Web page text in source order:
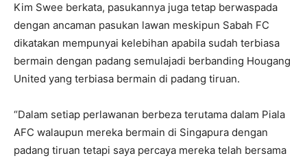
Kim Swee berkata, pasukannya juga tetap berwaspada
dengan ancaman pasukan lawan meskipun Sabah FC
dikatakan mempunyai kelebihan apabila sudah terbiasa
bermain dengan padang semulajadi berbanding Hougang
United yang terbiasa bermain di padang tiruan.
“Dalam setiap perlawanan berbeza terutama dalam Piala
AFC walaupun mereka bermain di Singapura dengan
padang tiruan tetapi saya percaya mereka telah bersama